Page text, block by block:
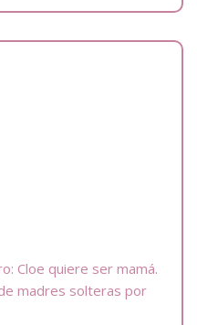
Cloe quiere ser mamá.
madres solteras por